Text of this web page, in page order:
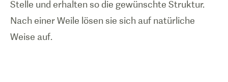
Stelle und erhalten so die gewünschte Struktur.
Nach einer Weile lösen sie sich auf natürliche
Weise auf.